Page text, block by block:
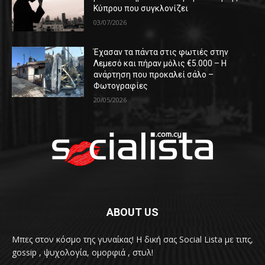
Κύπρου που συγκλονίζει
03/07/2026
Έχασαν τα πάντα στις φωτιές στην
Λεμεσό και πήραν μόλις €5.000 – Η
ανάρτηση που προκαλεί σάλο –
Φωτογραφίες
20/05/2026
ABOUT US
Μπες στον κόσμο της γυναίκας! H δική σας Social Lista με τιπς,
gossip , ψυχολογία, ομορφιά , στυλ!